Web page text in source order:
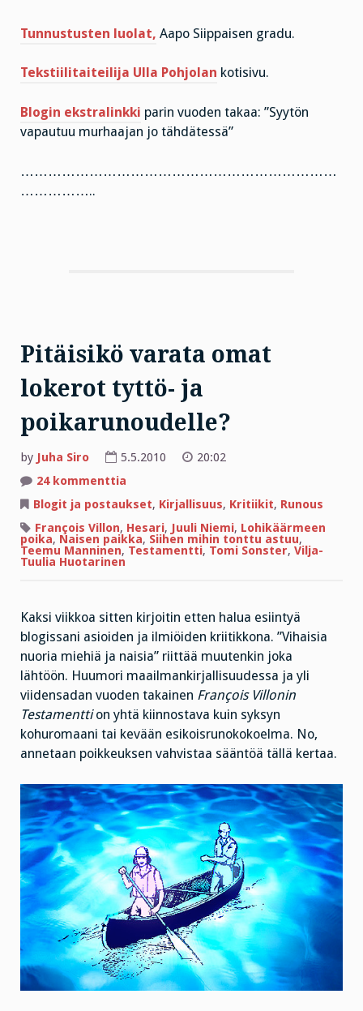
Tunnustusten luolat, Aapo Siippaisen gradu.
Tekstiilitaiteilija Ulla Pohjolan kotisivu.
Blogin ekstralinkki parin vuoden takaa: ”Syytön
vapautuu murhaajan jo tähdätessä”
……………………………………………………………
……………..
Pitäisikö varata omat
lokerot tyttö- ja
poikarunoudelle?
by Juha Siro 5.5.2010
20:02
24 kommenttia
varata
omat
lokerot
tyttö-
ja
poikarunoudelle?
Blogit ja postaukset, Kirjallisuus, Kritiikit, Runous
François Villon, Hesari, Juuli Niemi, Lohikäärmeen
poika, Naisen paikka, Siihen mihin tonttu astuu,
Teemu Manninen, Testamentti, Tomi Sonster, Vilja-
Tuulia Huotarinen
Kaksi viikkoa sitten kirjoitin etten halua esiintyä
blogissani asioiden ja ilmiöiden kriitikkona. ”Vihaisia
nuoria miehiä ja naisia” riittää muutenkin joka
lähtöön. Huumori maailmankirjallisuudessa ja yli
viidensadan vuoden takainen François Villonin
Testamenttion yhtä kiinnostava kuin syksyn
kohuromaani tai kevään esikoisrunokokoelma. No,
annetaan poikkeuksen vahvistaa sääntöä tällä kertaa.